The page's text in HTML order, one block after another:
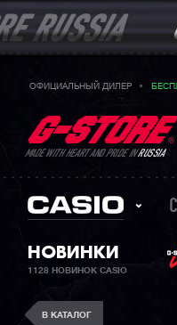
ОФИЦИАЛЬНЫЙ ДИЛЕР
MADE WITH HEART AND PRIDE INRUSSIA
НОВИНКИ
1128 НОВИНОК CASIO
В КАТАЛОГ